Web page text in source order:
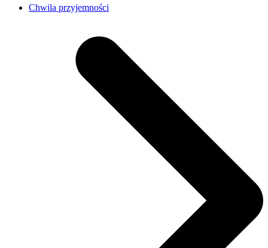
Chwila przyjemności